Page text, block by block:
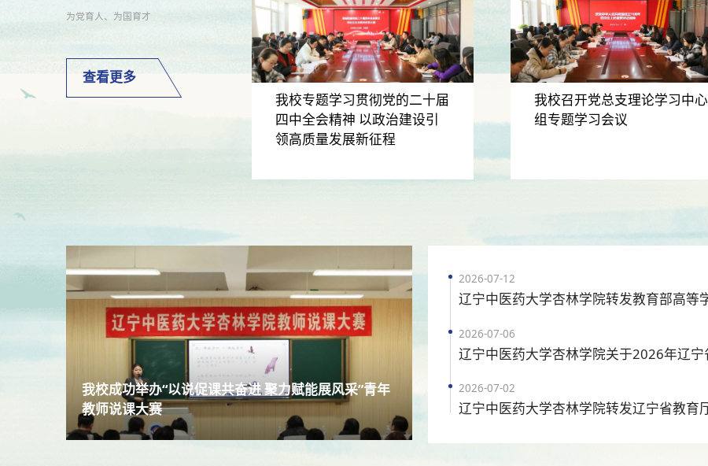
为党育人、为国育才
查看更多
我校专题学习贯彻党的二十届
四中全会精神 以政治建设引
领高质量发展新征程
我校召开党总支理论学习中心
组专题学习会议
我校成功举办“以说促课共奋进 聚力赋能展风采”青年
教师说课大赛
2026-07-12
2026-07-06
2026-07-02